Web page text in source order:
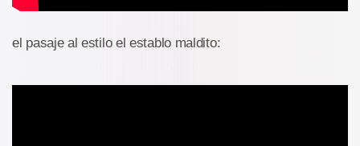
el pasaje al estilo el establo maldito: